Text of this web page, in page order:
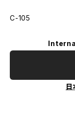
C-105
日